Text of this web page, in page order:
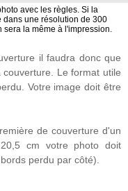
avec les règles. Si la
dans une résolution de 300
la même à l'impression.
il faudra donc que
Le format utile
Votre image doit être
de couverture d'un
cm votre photo doit
perdu par côté).